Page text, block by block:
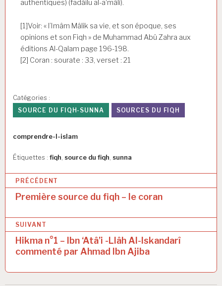
authentiques) (fadâilu al-a‘mâli).
[1]Voir: « l’Imâm Mâlik sa vie, et son époque, ses
opinions et son Fiqh » de Muhammad Abû Zahra aux
éditions Al-Qalam page 196-198.
[2] Coran : sourate : 33, verset : 21
Catégories :
SOURCE DU FIQH-SUNNA
SOURCES DU FIQH
Auteur
comprendre-l-islam
Étiquettes : fiqh source du fiqh sunna
N
v
i
g
PRÉCÉDENT
Première source du fiqh – le coran
SUIVANT
Hikma n°1 – Ibn ‘Atâ’i -Llâh Al-Iskandarî
commenté par Ahmad Ibn Ajiba